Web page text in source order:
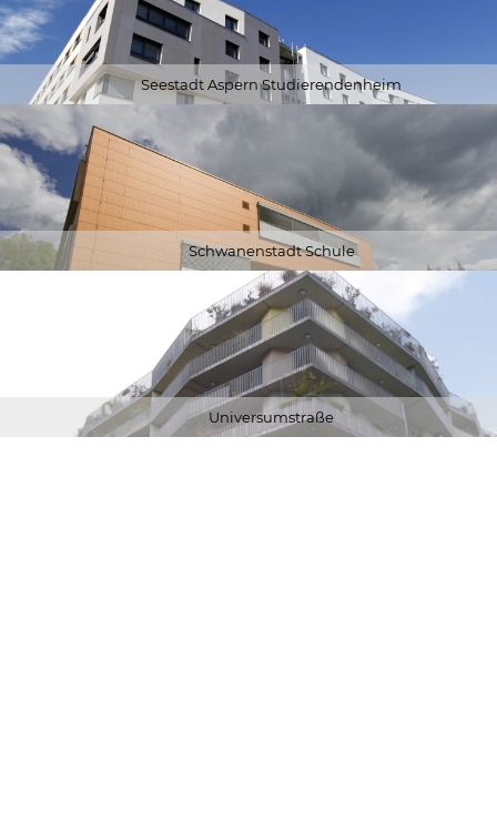
Seestadt Aspern Studierendenheim
Schwanenstadt Schule
Universumstraße